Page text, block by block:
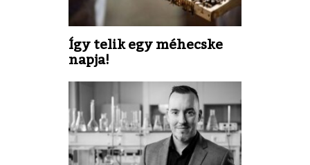
Így telik egy méhecske
napja!